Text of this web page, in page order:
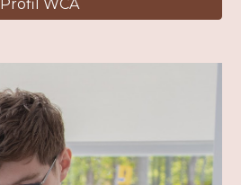
Profil WCA